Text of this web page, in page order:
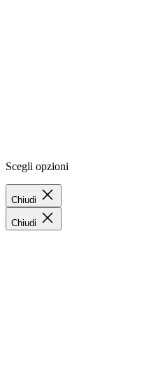
Scegli opzioni
Chiudi
Chiudi